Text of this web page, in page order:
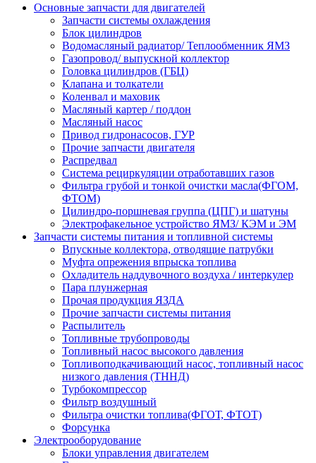
Основные запчасти для двигателей
Запчасти системы охлаждения
Блок цилиндров
Водомасляный радиатор/ Теплообменник ЯМЗ
Газопровод/ выпускной коллектор
Головка цилиндров (ГБЦ)
Клапана и толкатели
Коленвал и маховик
Масляный картер / поддон
Масляный насос
Привод гидронасосов, ГУР
Прочие запчасти двигателя
Распредвал
Система рециркуляции отработавших газов
Фильтра грубой и тонкой очистки масла(ФГОМ,
ФТОМ)
Цилиндро-поршневая группа (ЦПГ) и шатуны
Электрофакельное устройство ЯМЗ/ КЭМ и ЭМ
Запчасти системы питания и топливной системы
Впускные коллектора, отводящие патрубки
Муфта опрежения впрыска топлива
Охладитель наддувочного воздуха / интеркулер
Пара плунжерная
Прочая продукция ЯЗДА
Прочие запчасти системы питания
Распылитель
Топливные трубопроводы
Топливный насос высокого давления
Топливоподкачивающий насос, топливный насос
низкого давления (ТННД)
Турбокомпрессор
Фильтр воздушный
Фильтра очистки топлива(ФГОТ, ФТОТ)
Форсунка
Электрооборудование
Блоки управления двигателем